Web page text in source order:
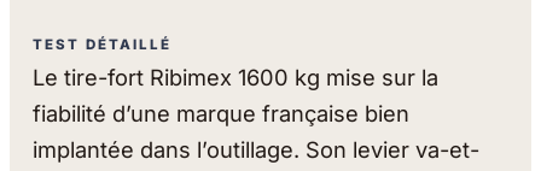
TEST DÉTAILLÉ
Le tire-fort Ribimex 1600 kg mise sur la
fiabilité d’une marque française bien
implantée dans l’outillage. Son levier va-et-